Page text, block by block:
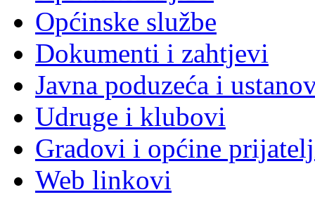
Općinske službe
Dokumenti i zahtjevi
Javna poduzeća i
Udruge i klubovi
Gradovi i općine
Web linkovi